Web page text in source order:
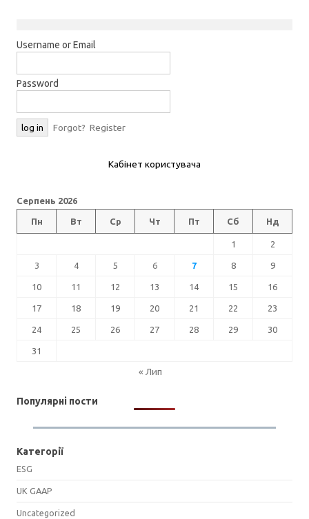
Username or Email
Password
Forgot? Register
Кабінет користувача
Серпень 2026
Пн Вт Ср Чт Пт Сб Нд
1 2
3 4 5 6 7 8 9
10 11 12 13 14 15 16
17 18 19 20 21 22 23
24 25 26 27 28 29 30
31
« Лип
Популярні пости
Категорії
ESG
UK GAAP
Uncategorized